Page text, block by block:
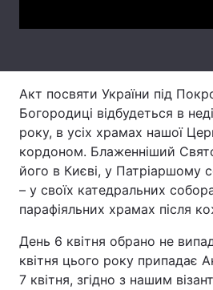
Акт посвяти України під
Богородиці відбудеться в
року, в усіх храмах нашої
кордоном. Блаженніший
його в Києві, у Патріаршому
– у своїх катедральних
парафіяльних храмах після
День 6 квітня обрано не
квітня цього року припадає
7 квітня, згідно з нашим